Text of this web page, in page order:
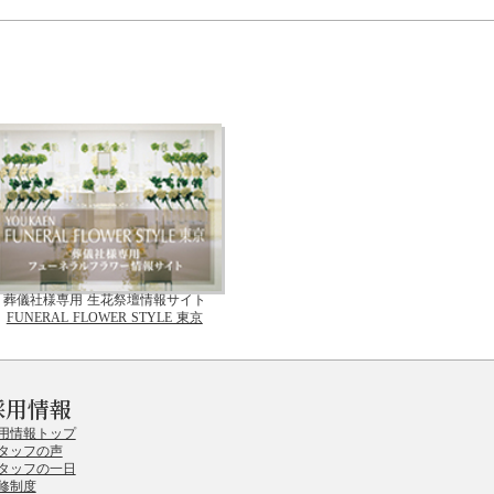
葬儀社様専用 生花祭壇情報サイト
FUNERAL FLOWER STYLE 東京
情報
情報トップ
ッフの声
ッフの一日
制度